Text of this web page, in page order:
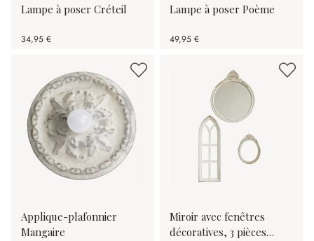
Lampe à poser Créteil
34,95 €
Lampe à poser Poème
49,95 €
Applique-plafonnier
Mangaire
Miroir avec fenêtres
décoratives, 3 pièces